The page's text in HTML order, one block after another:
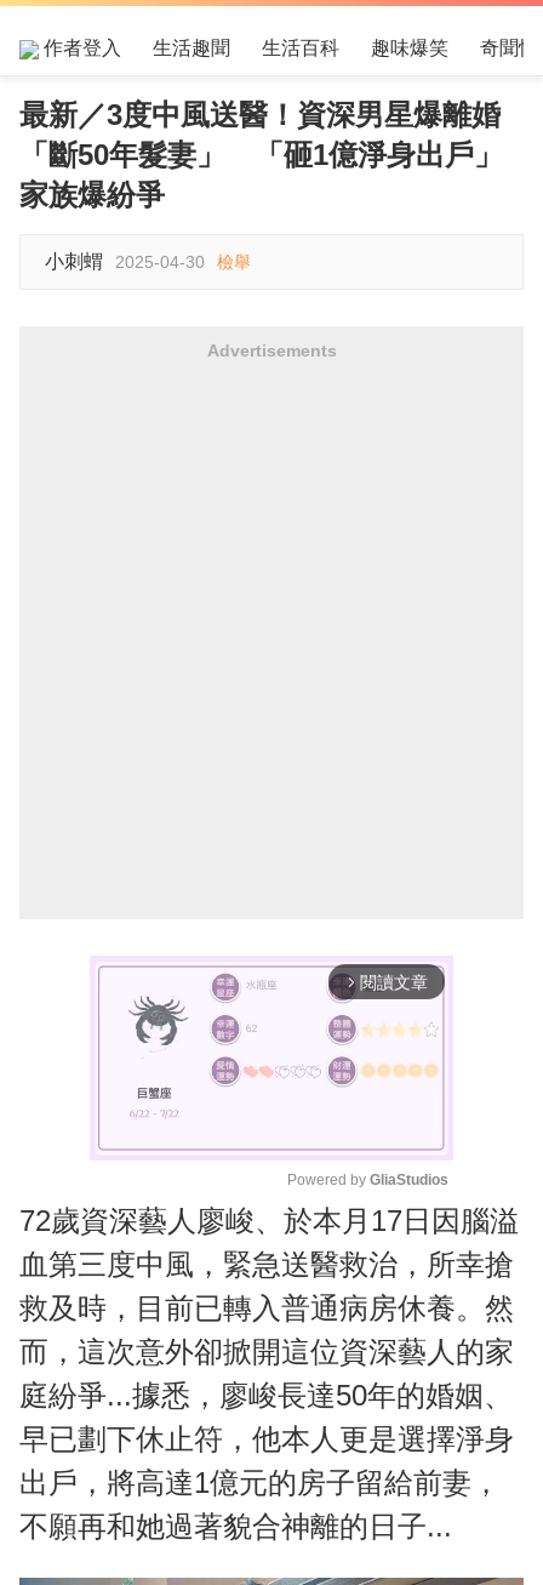
作者登入 生活趣聞 生活百科 趣味爆笑 奇聞怪
最新／3度中風送醫！資深男星爆離婚
「斷50年髮妻」 「砸1億淨身出戶」
家族爆紛爭
小刺蝟 2025-04-30 檢舉
Advertisements
arrow_forward_ios 閱讀文章
M
u
t
e
Powered by GliaStudios
72歲資深藝人廖峻、於本月17日因腦溢
血第三度中風，緊急送醫救治，所幸搶
救及時，目前已轉入普通病房休養。然
而，這次意外卻掀開這位資深藝人的家
庭紛爭...據悉，廖峻長達50年的婚姻、
早已劃下休止符，他本人更是選擇淨身
出戶，將高達1億元的房子留給前妻，
不願再和她過著貌合神離的日子...